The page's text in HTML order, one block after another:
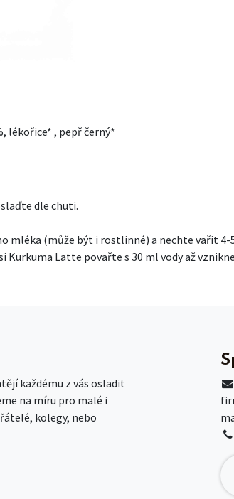
lékořice* , pepř černý*
dle chuti.
mléka (může být i rostlinné) a nechte vařit
Latte povařte s 30 ml vody až
každému z vás osladit
na míru pro malé i
kolegy, nebo